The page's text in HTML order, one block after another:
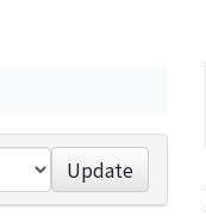
Update